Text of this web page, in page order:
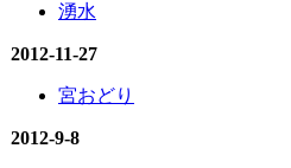
湧水
2012-11-27
宮おどり
2012-9-8